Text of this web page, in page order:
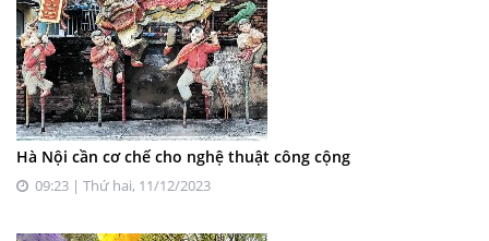
Hà Nội cần cơ chế cho nghệ thuật công cộng
09:23 | Thứ hai, 11/12/2023